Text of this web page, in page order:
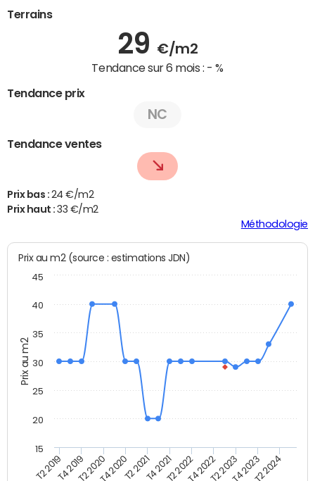
Terrains
29 €/m2
Tendance sur 6 mois : - %
Tendance prix
NC
Tendance ventes
Prix bas : 24 €/m2
Prix haut :33 €/m2
Méthodologie
Prix au m2
Prix au m2 (source : estimations JDN)
T2 2019T4 2019T2 2020T4 2020T2 2021T4 2021T2 2022T4 2022T2 2023T4 2023T2 2024
15
20
25
30
35
40
45